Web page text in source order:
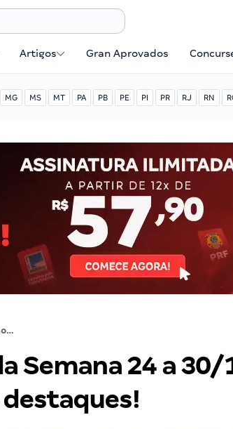
Artigos Gran Aprovados
MG MS MT PA PB PE PI PR RJ RN
Gran Resumo da Semana 24 a 30/12: confira aqui os destaques!
Semana 24 a 30/